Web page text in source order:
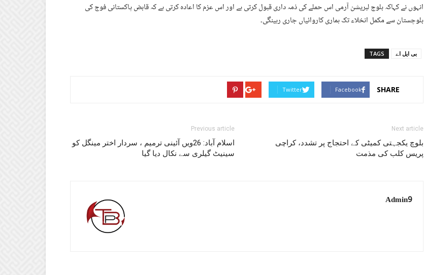
انہوں نے کہاکہ بلوچ لبریشن آرمی اس حملے کی ذمہ داری قبول کرتی ہے اور اس عزم کا اعادہ کرتی ہے کہ قابض پاکستانی فوج کی
بلوچستان سے مکمل انخلاء تک ہماری کاروائیاں جاری رہینگی۔
TAGS بی ایل اے
SHARE
Facebook
Twitter
Previous article
اسلام آباد: 26ویں آئینی ترمیم ، سردار اختر مینگل کو
سینیٹ گیلری سے نکال دیا گیا
Next article
بلوچ یکجہتی کمیٹی کے احتجاج پر تشدد، کراچی
پریس کلب کی مذمت
Admin9